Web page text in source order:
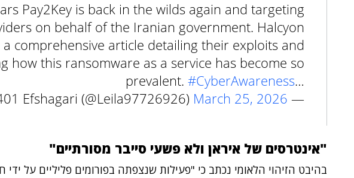
Pay2Key is back in the wilds again and targeting
on behalf of the Iranian government. Halcyon
comprehensive article detailing their exploits and
how this ransomware as a service has become so
prevalent. #CyberAwareness…
— ByteSec1401 Efshagari (@Leila97726926)
March 25, 2026
"אינטרסים של איראן ולא פשעי סייבר מסורתיים"